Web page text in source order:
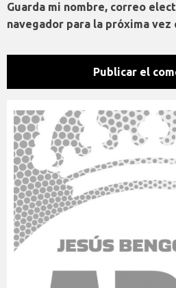
Guarda mi nombre, correo
navegador para la próxima vez